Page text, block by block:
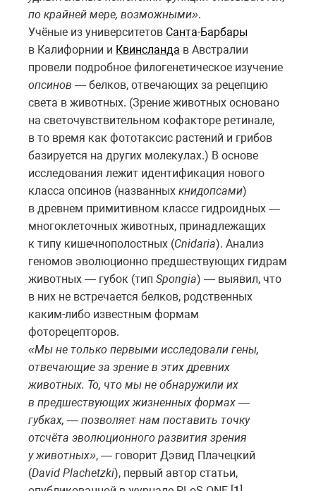
по крайней мере, возможными».
Учёные из университетов Санта-Барбары
в Калифорнии и Квинсланда в Австралии
провели подробное филогенетическое изучение
опсинов — белков, отвечающих за рецепцию
света в животных. (Зрение животных основано
на светочувствительном кофакторе ретинале,
в то время как фототаксис растений и грибов
базируется на других молекулах.) В основе
исследования лежит идентификация нового
класса опсинов (названных книдопсами)
в древнем примитивном классе гидроидных —
многоклеточных животных, принадлежащих
к типу кишечнополостных (Cnidaria). Анализ
геномов эволюционно предшествующих гидрам
животных — губок (тип Spongia) — выявил, что
в них не встречается белков, родственных
каким-либо известным формам
фоторецепторов.
«Мы не только первыми исследовали гены,
отвечающие за зрение в этих древних
животных. То, что мы не обнаружили их
в предшествующих жизненных формах —
губках, — позволяет нам поставить точку
отсчёта эволюционного развития зрения
у животных», — говорит Дэвид Плачецкий
(David Plachetzki), первый автор статьи,